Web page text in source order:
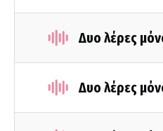
Δυο λέρες
Δυο λέρες